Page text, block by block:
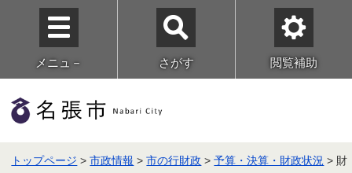
メニュ－ さがす 閲覧補助
トップページ >市政情報 >市の行財政 >予算・決算・財政状況 > 財